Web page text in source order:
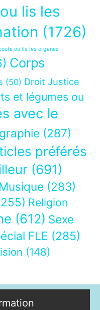
lis les
(1726)
ou lis les organes
Corps
(50) Droit Justice
et légumes ou
avec le
(287)
préférés
(691)
Musique (283)
Religion
(612) Sexe
FLE (285)
(148)